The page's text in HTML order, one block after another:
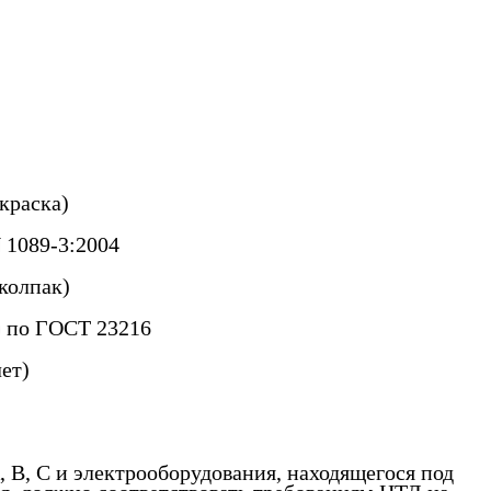
1089-3:2004
по ГОСТ 23216
С и электрооборудования, находящегося под